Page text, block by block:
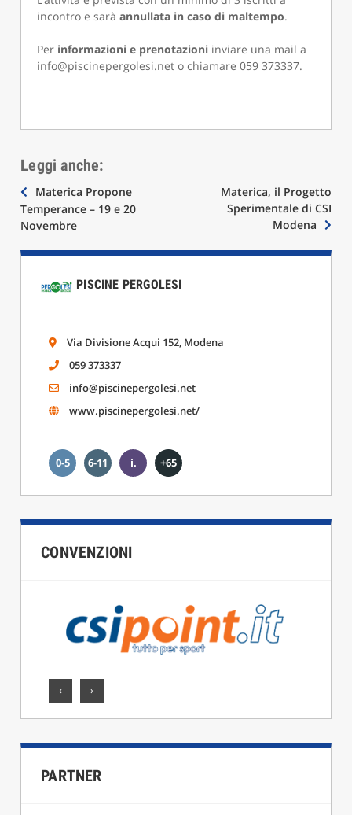
incontro e saràannullata in caso di maltempo.
Per informazioni e prenotazioni inviare una mail a
info@piscinepergolesi.net o chiamare 059 373337.
Leggi anche:
Navigazione
articoli
Materica Propone
Temperance – 19 e 20
Novembre
Materica, il Progetto
Sperimentale di CSI
Modena
PISCINE PERGOLESI
Via Divisione Acqui 152, Modena
059 373337
info@piscinepergolesi.net
www.piscinepergolesi.net/
0-5 6-11 i. +65
CONVENZIONI
‹ ›
PARTNER